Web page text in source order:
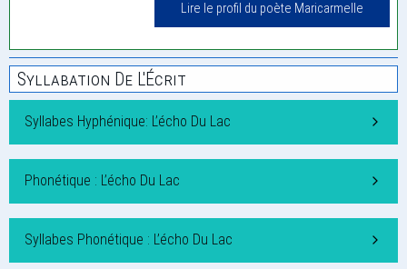
Lire le profil du poète Maricarmelle
Syllabation De L'Écrit
Syllabes Hyphénique: L’écho Du Lac
Phonétique : L’écho Du Lac
Syllabes Phonétique : L’écho Du Lac